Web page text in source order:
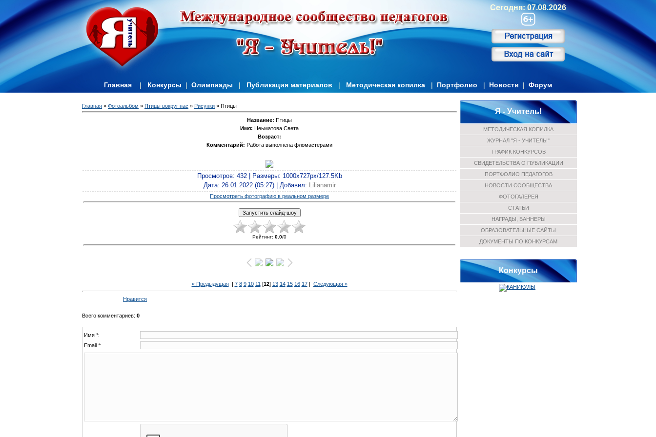
Сегодня: 07.08.2026
Главная | Конкурсы | Олимпиады | Публикация материалов | Методическая копилка | Портфолио | Новости | Форум
Главная » Фотоальбом » Птицы вокруг нас » Рисунки » Птицы
Название: Птицы
Имя: Неьматова Света
Возраст:
Комментарий: Работа выполнена фломастерами
Просмотров: 432 | Размеры: 1000x727px/127.5Kb
Дата: 26.01.2022 (05:27) | Добавил: Lilianamir
Просмотреть фотографию в реальном размере
Рейтинг: 0.0/0
« Предыдущая| 7 8 9 10 11 [12] 13 14 15 16 17| Следующая »
Нравится
Всего комментариев: 0
Имя *:
Email *:
Я - Учитель!
МЕТОДИЧЕСКАЯ КОПИЛКА
ЖУРНАЛ "Я - УЧИТЕЛЬ!"
ГРАФИК КОНКУРСОВ
СВИДЕТЕЛЬСТВА О ПУБЛИКАЦИИ
ПОРТФОЛИО ПЕДАГОГОВ
НОВОСТИ СООБЩЕСТВА
ФОТОГАЛЕРЕЯ
СТАТЬИ
НАГРАДЫ, БАННЕРЫ
ОБРАЗОВАТЕЛЬНЫЕ САЙТЫ
ДОКУМЕНТЫ ПО КОНКУРСАМ
Конкурсы